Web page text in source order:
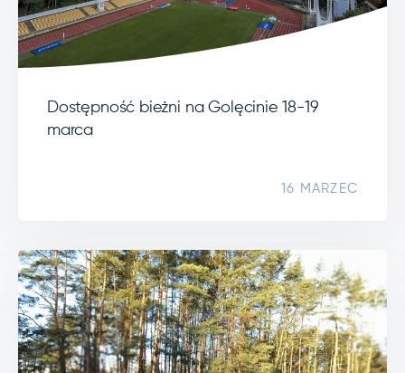
Dostępność bieżni na Golęcinie 18-19
marca
16 MARZEC